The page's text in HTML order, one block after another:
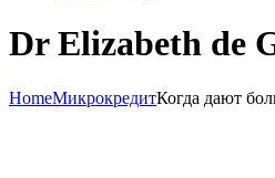
Dr Elizabeth de
HomeМикрокредитКогда дают